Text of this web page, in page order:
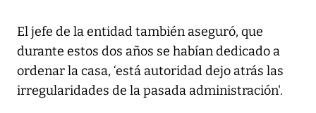
El jefe de la entidad también aseguró, que
durante estos dos años se habían dedicado a
ordenar la casa, ‘está autoridad dejo atrás las
irregularidades de la pasada administración'.